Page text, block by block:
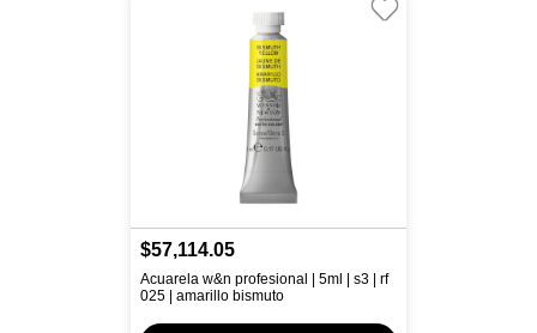
$57,114.05
Acuarela w&n profesional | 5ml | s3 | rf
025 | amarillo bismuto